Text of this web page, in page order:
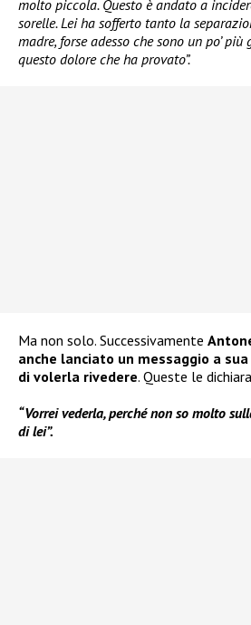
molto piccola. Questo è andato a
sorelle. Lei ha sofferto tanto la
madre, forse adesso che sono un po’
questo dolore che ha provato”.
Ma non solo. Successivamente
anche lanciato un messaggio a
di volerla rivedere. Queste le
“Vorrei vederla, perché non so molto
di lei”.